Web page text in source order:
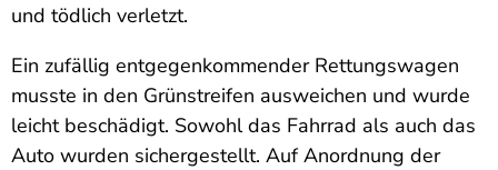
und tödlich verletzt.
Ein zufällig entgegenkommender Rettungswagen
musste in den Grünstreifen ausweichen und wurde
leicht beschädigt. Sowohl das Fahrrad als auch das
Auto wurden sichergestellt. Auf Anordnung der